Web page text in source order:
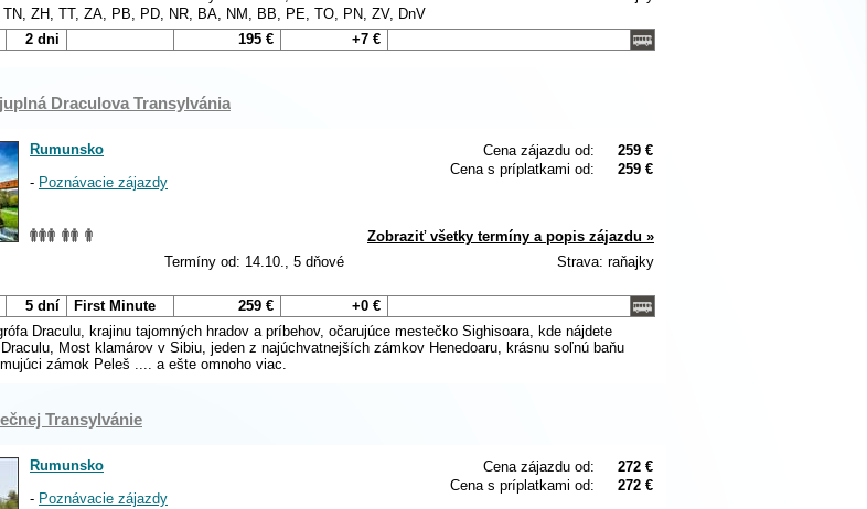
ZH, TT, ZA, PB, PD, NR, BA, NM, BB, PE, TO, PN, ZV, DnV
2 dni 195 € +7 €
Draculova Transylvánia
Cena zájazdu od:
259 €
Cena s príplatkami od:
259 €
Rumunsko
- Poznávacie zájazdy
Zobraziť všetky termíny a popis zájazdu »
Termíny od: 14.10., 5 dňové Strava: raňajky
5 dní First Minute 259 €
+0 €
Draculu, krajinu tajomných hradov a príbehov, očarujúce mestečko Sighisoara, kde nájdete
Most klamárov v Sibiu, jeden z najúchvatnejších zámkov Henedoaru, krásnu soľnú baňu
zámok Peleš .... a ešte omnoho viac.
Transylvánie
Cena zájazdu od:
272 €
Cena s príplatkami od:
272 €
Rumunsko
- Poznávacie zájazdy